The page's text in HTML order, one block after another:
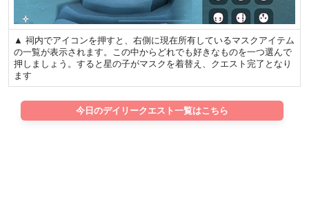
▲ 祠内でアイコンを押すと、右側に現在所有しているマスクアイテム
の一覧が表示されます。この中からどれでも好きなものを一つ選んで
押しましょう。すると星の子がマスクを着替え、クエスト完了となり
ます
今日のデイリークエスト一覧はこちら